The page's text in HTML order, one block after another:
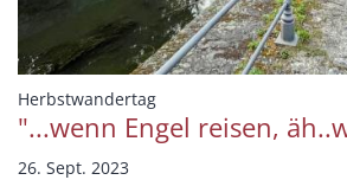
Herbstwandertag:
"...wenn Engel reisen,
26. Sept. 2023